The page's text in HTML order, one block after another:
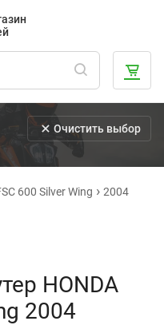
Очистить выбор
600 Silver Wing
2004
HONDA
2004